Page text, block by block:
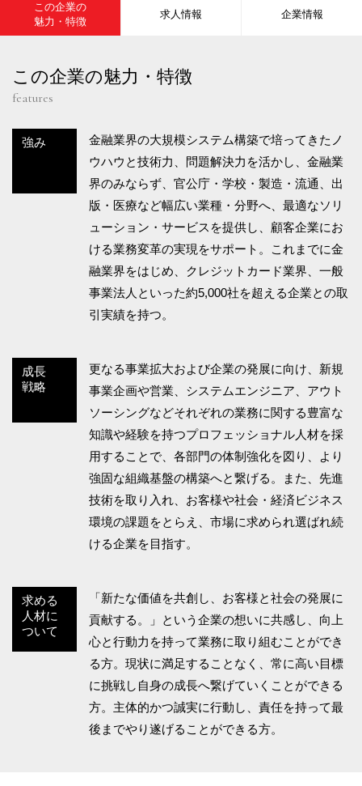
この企業の
魅力・特徴
求人情報 企業情報
この企業の魅力・特徴
features
強み
金融業界の大規模システム構築で培ってきたノ
ウハウと技術力、問題解決力を活かし、金融業
界のみならず、官公庁・学校・製造・流通、出
版・医療など幅広い業種・分野へ、最適なソリ
ューション・サービスを提供し、顧客企業にお
ける業務変革の実現をサポート。これまでに金
融業界をはじめ、クレジットカード業界、一般
事業法人といった約5,000社を超える企業との取
引実績を持つ。
成長
戦略
更なる事業拡大および企業の発展に向け、新規
事業企画や営業、システムエンジニア、アウト
ソーシングなどそれぞれの業務に関する豊富な
知識や経験を持つプロフェッショナル人材を採
用することで、各部門の体制強化を図り、より
強固な組織基盤の構築へと繋げる。また、先進
技術を取り入れ、お客様や社会・経済ビジネス
環境の課題をとらえ、市場に求められ選ばれ続
ける企業を目指す。
求める
人材に
ついて
「新たな価値を共創し、お客様と社会の発展に
貢献する。」という企業の想いに共感し、向上
心と行動力を持って業務に取り組むことができ
る方。現状に満足することなく、常に高い目標
に挑戦し自身の成長へ繋げていくことができる
方。主体的かつ誠実に行動し、責任を持って最
後までやり遂げることができる方。